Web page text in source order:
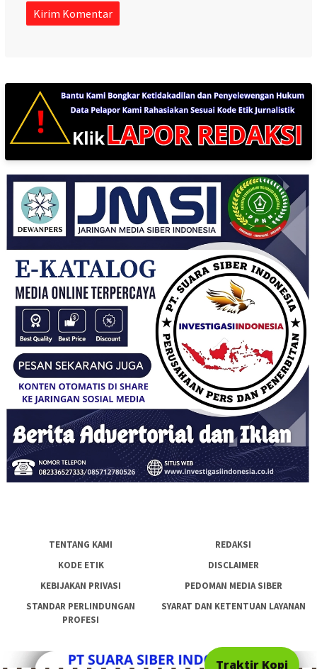
TENTANG KAMI
REDAKSI
KODE ETIK
DISCLAIMER
KEBIJAKAN PRIVASI
PEDOMAN MEDIA SIBER
STANDAR PERLINDUNGAN
PROFESI
SYARAT DAN KETENTUAN LAYANAN
Traktir Kopi